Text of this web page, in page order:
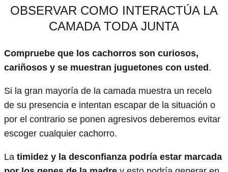
OBSERVAR COMO INTERACTÚA LA
CAMADA TODA JUNTA
Compruebe que los cachorros son curiosos,
cariñosos y se muestran juguetones con usted.
Si la gran mayoría de la camada muestra un recelo
de su presencia e intentan escapar de la situación o
por el contrario se ponen agresivos deberemos evitar
escoger cualquier cachorro.
La timidez y la desconfianza podría estar marcada